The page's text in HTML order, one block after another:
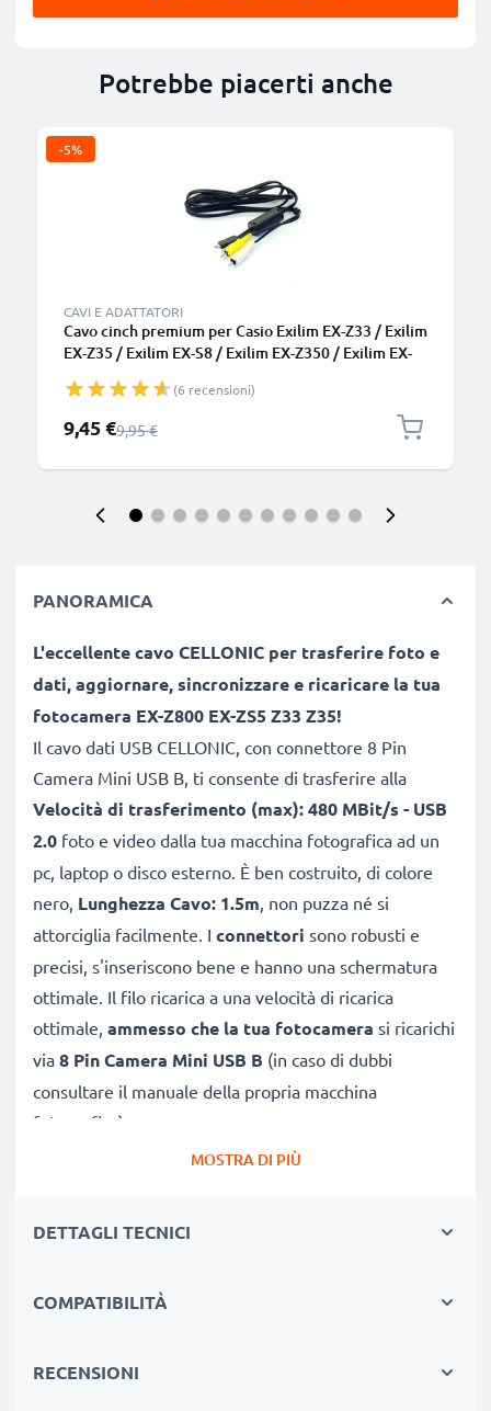
Potrebbe piacerti anche
-5%
CAVI E ADATTATORI
Cavo cinch premium per Casio Exilim EX-Z33 / Exilim
EX-Z35 / Exilim EX-S8 / Exilim EX-Z350 / Exilim EX-
0,6m Cavo AV per un suono impeccabile ed
immagini nitide
(6 recensioni)
Prezzo speciale
9,45 €Prezzo normale
9,95 €
PANORAMICA
L'eccellente cavo CELLONIC per trasferire foto e
dati, aggiornare, sincronizzare e ricaricare la tua
fotocamera EX-Z800 EX-ZS5 Z33 Z35!
Il cavo dati USB CELLONIC, con connettore 8 Pin
Camera Mini USB B, ti consente di trasferire alla
Velocità di trasferimento (max): 480 MBit/s - USB
2.0 foto e video dalla tua macchina fotografica ad un
pc, laptop o disco esterno. È ben costruito, di colore
nero, Lunghezza Cavo: 1.5m, non puzza né si
attorciglia facilmente. I connettori sono robusti e
precisi, s'inseriscono bene e hanno una schermatura
ottimale. Il filo ricarica a una velocità di ricarica
ottimale, ammesso che la tua fotocamera si ricarichi
via 8 Pin Camera Mini USB B (in caso di dubbi
consultare il manuale della propria macchina
fotografica).
★ sincronizzare,aggiornare firmware
★Velocità di trasferimento (max): 480 MBit/s -
MOSTRA DI PIÙ
DETTAGLI TECNICI
COMPATIBILITÀ
RECENSIONI